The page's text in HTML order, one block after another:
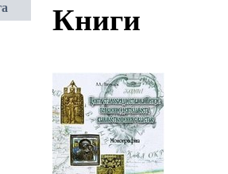
Книги